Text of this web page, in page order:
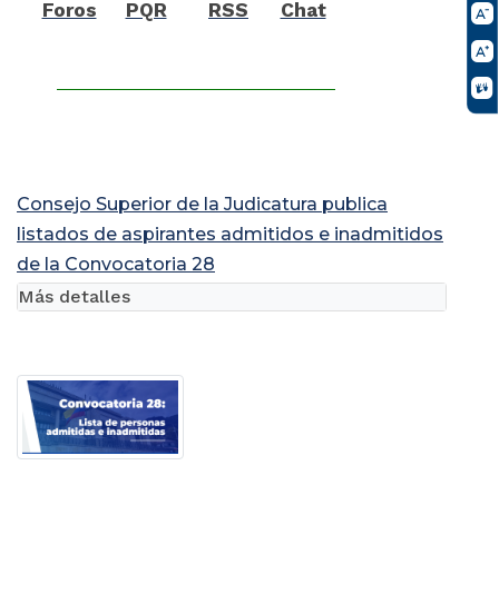
Foros PQR RSS Chat
Consejo Superior de la Judicatura publica
listados de aspirantes admitidos e inadmitidos
de la Convocatoria 28
Más detalles